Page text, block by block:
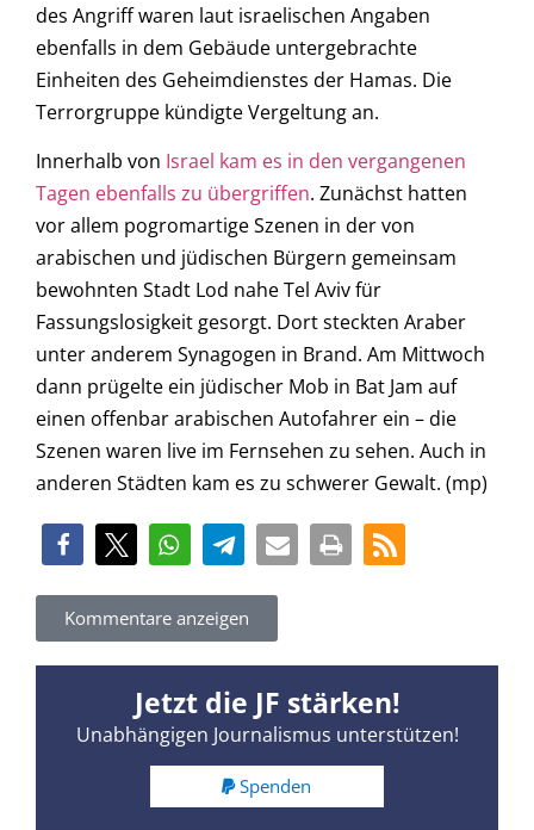
des Angriff waren laut israelischen Angaben
ebenfalls in dem Gebäude untergebrachte
Einheiten des Geheimdienstes der Hamas. Die
Terrorgruppe kündigte Vergeltung an.
Innerhalb von Israel kam es in den vergangenen
Tagen ebenfalls zu übergriffen. Zunächst hatten
vor allem pogromartige Szenen in der von
arabischen und jüdischen Bürgern gemeinsam
bewohnten Stadt Lod nahe Tel Aviv für
Fassungslosigkeit gesorgt. Dort steckten Araber
unter anderem Synagogen in Brand. Am Mittwoch
dann prügelte ein jüdischer Mob in Bat Jam auf
einen offenbar arabischen Autofahrer ein – die
Szenen waren live im Fernsehen zu sehen. Auch in
anderen Städten kam es zu schwerer Gewalt. (mp)
Kommentare anzeigen
Jetzt die JF stärken!
Unabhängigen Journalismus unterstützen!
Spenden